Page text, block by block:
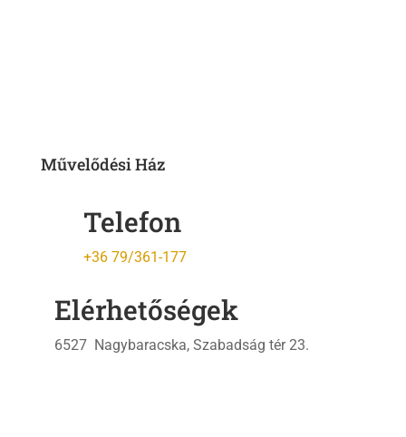
Művelődési Ház
Telefon
+36 79/361-177
Elérhetőségek
6527 Nagybaracska, Szabadság tér 23.